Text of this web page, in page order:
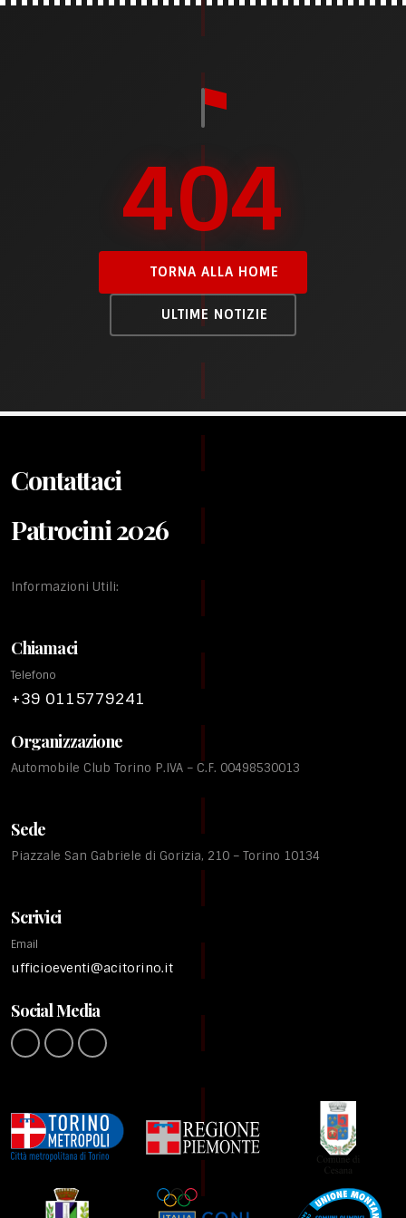
404
TORNA ALLA HOME
ULTIME NOTIZIE
Contattaci
Patrocini 2026
Informazioni Utili:
Chiamaci
Telefono
+39 0115779241
Organizzazione
Automobile Club Torino P.IVA – C.F. 00498530013
Sede
Piazzale San Gabriele di Gorizia, 210 – Torino 10134
Scrivici
Email
ufficioeventi@acitorino.it
Social Media